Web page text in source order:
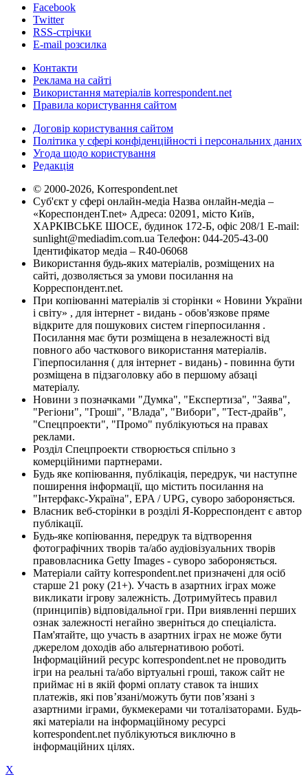
Facebook
Twitter
RSS-стрічки
E-mail розсилка
Контакти
Реклама на сайті
Використання матеріалів korrespondent.net
Правила користування сайтом
Договір користування сайтом
Політика у сфері конфіденційності і персональних даних
Угода щодо користування
Редакція
© 2000-2026, Korrespondent.net
Суб'єкт у сфері онлайн-медіа Назва онлайн-медіа –
«КореспонденТ.net» Адреса: 02091, місто Київ,
ХАРКІВСЬКЕ ШОСЕ, будинок 172-Б, офіс 208/1 E-mail:
sunlight@mediadim.com.ua Телефон: 044-205-43-00
Ідентифікатор медіа – R40-06068
Використання будь-яких матеріалів, розміщених на
сайті, дозволяється за умови посилання на
Корреспондент.net.
При копіюванні матеріалів зі сторінки « Новини України
і світу» , для інтернет - видань - обов'язкове пряме
відкрите для пошукових систем гіперпосилання .
Посилання має бути розміщена в незалежності від
повного або часткового використання матеріалів.
Гіперпосилання ( для інтернет - видань) - повинна бути
розміщена в підзаголовку або в першому абзаці
матеріалу.
Новини з позначками "Думка", "Експертиза", "Заява",
"Регіони", "Гроші", "Влада", "Вибори", "Тест-драйв",
"Спецпроекти", "Промо" публікуються на правах
реклами.
Розділ Спецпроекти створюється спільно з
комерційними партнерами.
Будь яке копіювання, публікація, передрук, чи наступне
поширення інформації, що містить посилання на
"Інтерфакс-Україна", EPA / UPG, суворо забороняється.
Власник веб-сторінки в розділі Я-Корреспондент є автор
публікації.
Будь-яке копіювання, передрук та відтворення
фотографічних творів та/або аудіовізуальних творів
правовласника Getty Images - суворо забороняється.
Матеріали сайту korrespondent.net призначені для осіб
старше 21 року (21+). Участь в азартних іграх може
викликати ігрову залежність. Дотримуйтесь правил
(принципів) відповідальної гри. При виявленні перших
ознак залежності негайно зверніться до спеціаліста.
Пам'ятайте, що участь в азартних іграх не може бути
джерелом доходів або альтернативою роботі.
Інформаційний ресурс korrespondent.net не проводить
ігри на реальні та/або віртуальні гроші, також сайт не
приймає ні в якій формі оплату ставок та інших
платежів, які пов’язані/можуть бути пов’язані з
азартними іграми, букмекерами чи тоталізаторами. Будь-
які матеріали на інформаційному ресурсі
korrespondent.net публікуються виключно в
інформаційних цілях.
X